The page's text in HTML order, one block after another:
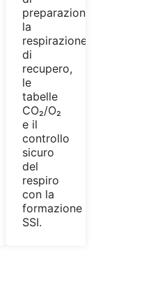
preparazione,
la
respirazione
di
recupero,
le
tabelle
CO₂/O₂
e il
controllo
sicuro
del
respiro
con la
formazione
SSI.